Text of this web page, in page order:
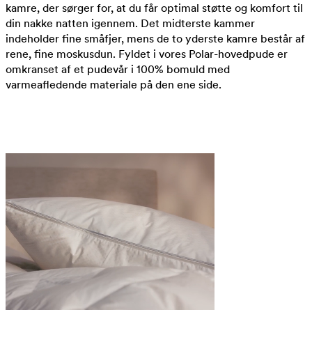
kamre, der sørger for, at du får optimal støtte og komfort til
din nakke natten igennem. Det midterste kammer
indeholder fine småfjer, mens de to yderste kamre består af
rene, fine moskusdun. Fyldet i vores Polar-hovedpude er
omkranset af et pudevår i 100% bomuld med
varmeafledende materiale på den ene side.